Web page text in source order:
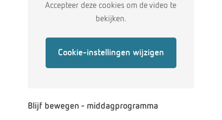
Accepteer deze cookies om de video te
bekijken.
Cookie-instellingen wijzigen
Blijf bewegen - middagprogramma